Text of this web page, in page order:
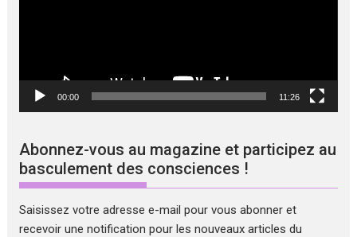
00:00 11:26
Abonnez-vous au magazine et participez au
basculement des consciences !
Saisissez votre adresse e-mail pour vous abonner et
recevoir une notification pour les nouveaux articles du